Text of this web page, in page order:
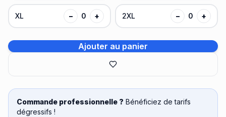
XL − 0 + 2XL − 0 +
Ajouter au panier
Commande professionnelle ? Bénéficiez de tarifs
dégressifs !